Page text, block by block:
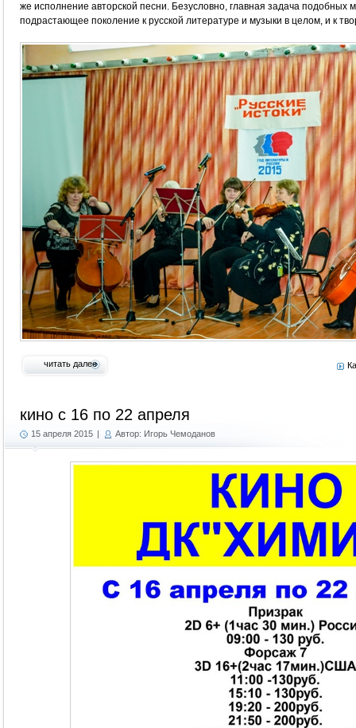
же исполнение авторской песни. Безусловно, главная задача подобных
подрастающее поколение к русской литературе и музыки в целом, и к
читать далее
кино с 16 по 22 апреля
15 апреля 2015 | Автор: Игорь Чемоданов